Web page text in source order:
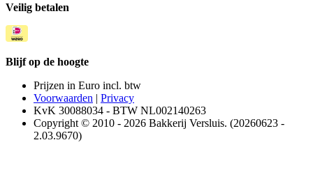
Veilig betalen
Blijf op de hoogte
Prijzen in Euro incl. btw
Voorwaarden | Privacy
KvK 30088034 - BTW NL002140263
Copyright © 2010 - 2026 Bakkerij Versluis. (20260623 -
2.03.9670)